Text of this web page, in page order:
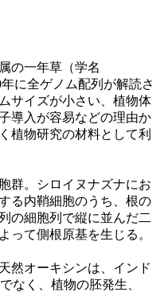
の一年草（学名
年に全ゲノム配列が解読さ
サイズが小さい、植物体
導入が容易などの理由か
植物研究の材料として利
群。シロイヌナズナにお
る内鞘細胞のうち、根の
の細胞列で縦に並んだ二
って側根原基を生じる。
然オーキシンは、インド
なく、植物の胚発生、